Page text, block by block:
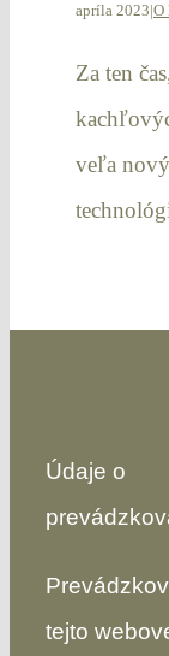
apríla 2023|O
Za ten
veľa
Údaje o
tejto